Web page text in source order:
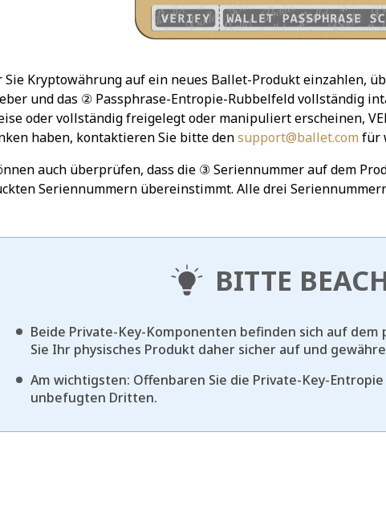
Sie Kryptowährung auf ein neues Ballet-Produkt einzahlen,
und das ② Passphrase-Entropie-Rubbelfeld vollständig
oder vollständig freigelegt oder manipuliert erscheinen,
haben, kontaktieren Sie bitte densupport@ballet.com für
auch überprüfen, dass die ③ Seriennummer auf dem
Seriennummern übereinstimmt. Alle drei
BITTE
Beide Private-Key-Komponenten befinden sich auf dem
Sie Ihr physisches Produkt daher sicher auf und
Am wichtigsten: Offenbaren Sie die Private-Key-
unbefugten Dritten.